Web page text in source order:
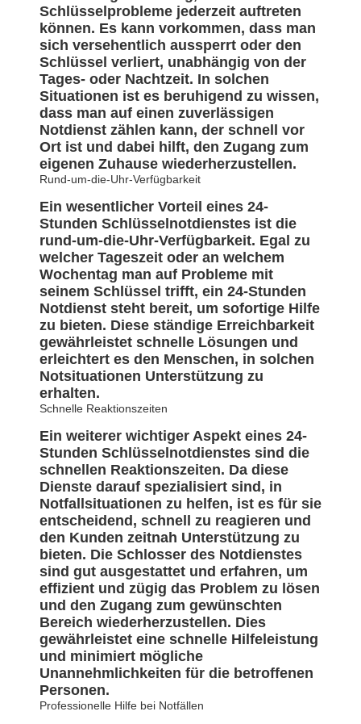
Schlüsselprobleme jederzeit auftreten
können. Es kann vorkommen, dass man
sich versehentlich aussperrt oder den
Schlüssel verliert, unabhängig von der
Tages- oder Nachtzeit. In solchen
Situationen ist es beruhigend zu wissen,
dass man auf einen zuverlässigen
Notdienst zählen kann, der schnell vor
Ort ist und dabei hilft, den Zugang zum
eigenen Zuhause wiederherzustellen.
Rund-um-die-Uhr-Verfügbarkeit
Ein wesentlicher Vorteil eines 24-
Stunden Schlüsselnotdienstes ist die
rund-um-die-Uhr-Verfügbarkeit. Egal zu
welcher Tageszeit oder an welchem
Wochentag man auf Probleme mit
seinem Schlüssel trifft, ein 24-Stunden
Notdienst steht bereit, um sofortige Hilfe
zu bieten. Diese ständige Erreichbarkeit
gewährleistet schnelle Lösungen und
erleichtert es den Menschen, in solchen
Notsituationen Unterstützung zu
erhalten.
Schnelle Reaktionszeiten
Ein weiterer wichtiger Aspekt eines 24-
Stunden Schlüsselnotdienstes sind die
schnellen Reaktionszeiten. Da diese
Dienste darauf spezialisiert sind, in
Notfallsituationen zu helfen, ist es für sie
entscheidend, schnell zu reagieren und
den Kunden zeitnah Unterstützung zu
bieten. Die Schlosser des Notdienstes
sind gut ausgestattet und erfahren, um
effizient und zügig das Problem zu lösen
und den Zugang zum gewünschten
Bereich wiederherzustellen. Dies
gewährleistet eine schnelle Hilfeleistung
und minimiert mögliche
Unannehmlichkeiten für die betroffenen
Personen.
Professionelle Hilfe bei Notfällen